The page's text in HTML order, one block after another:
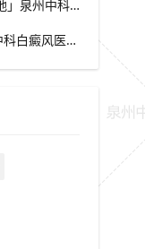
【八月下旬白癜风常识】「泉州本地」泉州中科白癜风医院，换季调适，守护皮肤健康状态
“夏秋更迭白斑隐患多”｜福建泉州中科白癜风医院，白斑出现变化，切莫盲目自行处理